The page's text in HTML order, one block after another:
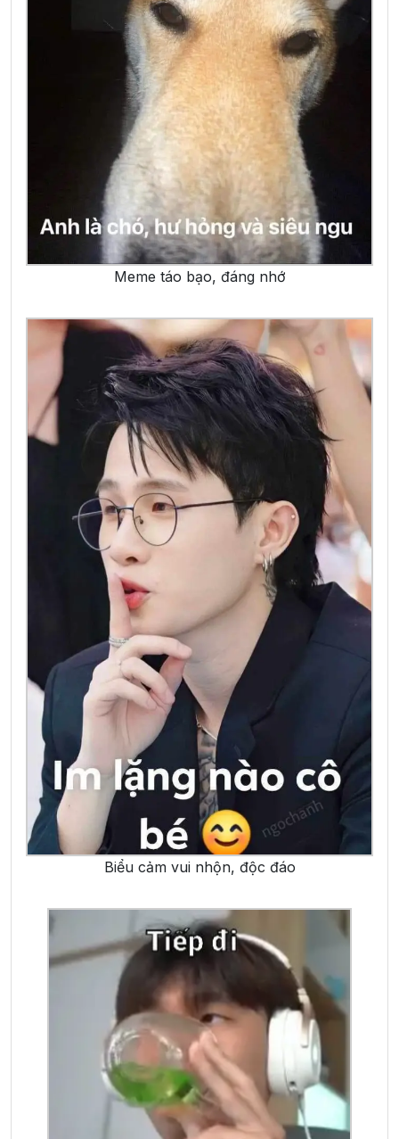
Meme táo bạo, đáng nhớ
Biểu cảm vui nhộn, độc đáo